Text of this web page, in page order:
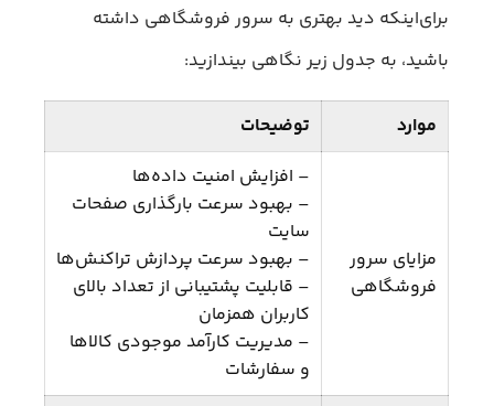
برای‌اینکه دید بهتری به سرور فروشگاهی داشته
باشید، به جدول زیر نگاهی بیندازید:
موارد توضیحات
مزایای سرور
فروشگاهی
– افزایش امنیت داده‌ها
– بهبود سرعت بارگذاری صفحات
سایت
– بهبود سرعت پردازش تراکنش‌ها
– قابلیت پشتیبانی از تعداد بالای
کاربران همزمان
– مدیریت کارآمد موجودی کالاها
و سفارشات